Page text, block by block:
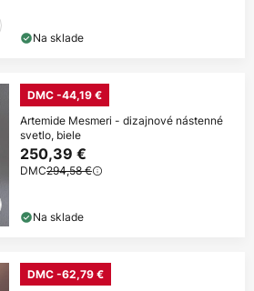
Na sklade
DMC -44,19 €
Artemide Mesmeri - dizajnové nástenné
svetlo, biele
250,39 €
DMC294,58 €
Na sklade
DMC -62,79 €